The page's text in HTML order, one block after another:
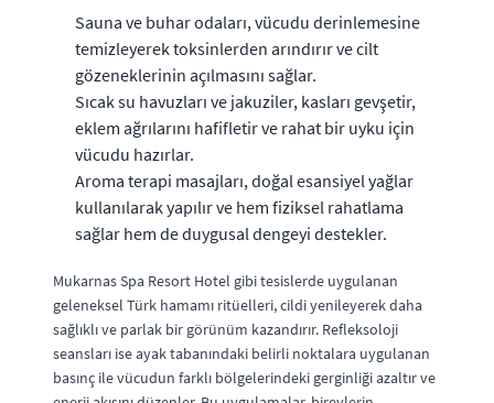
Sauna ve buhar odaları, vücudu derinlemesine
temizleyerek toksinlerden arındırır ve cilt
gözeneklerinin açılmasını sağlar.
Sıcak su havuzları ve jakuziler, kasları gevşetir,
eklem ağrılarını hafifletir ve rahat bir uyku için
vücudu hazırlar.
Aroma terapi masajları, doğal esansiyel yağlar
kullanılarak yapılır ve hem fiziksel rahatlama
sağlar hem de duygusal dengeyi destekler.
Mukarnas Spa Resort Hotel gibi tesislerde uygulanan
geleneksel Türk hamamı ritüelleri, cildi yenileyerek daha
sağlıklı ve parlak bir görünüm kazandırır. Refleksoloji
seansları ise ayak tabanındaki belirli noktalara uygulanan
basınç ile vücudun farklı bölgelerindeki gerginliği azaltır ve